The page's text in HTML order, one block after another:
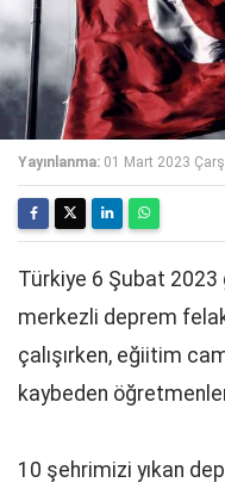
Yayınlanma: 01 Mart 2023
Türkiye 6 Şubat
merkezli deprem
çalışırken, eğiitim
kaybeden
10 şehrimizi yıkan